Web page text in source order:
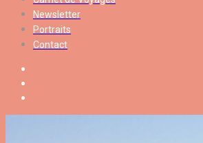
Newsletter
Portraits
Contact